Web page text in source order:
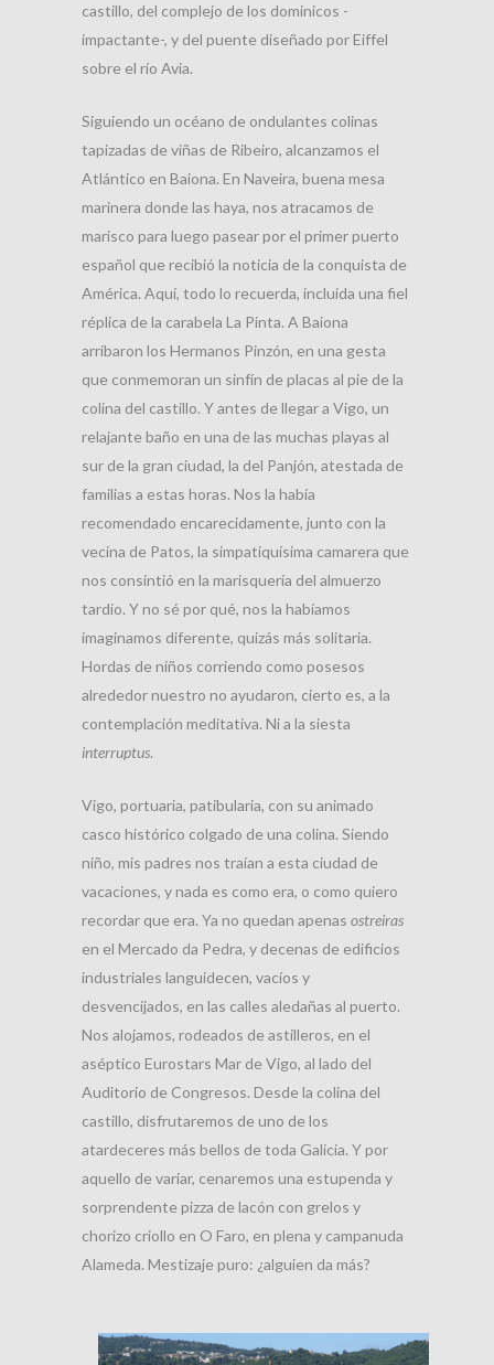
castillo, del complejo de los dominicos -
impactante-, y del puente diseñado por Eiffel
sobre el río Avia.
Siguiendo un océano de ondulantes colinas
tapizadas de viñas de Ribeiro, alcanzamos el
Atlántico en Baiona. En Naveira, buena mesa
marinera donde las haya, nos atracamos de
marisco para luego pasear por el primer puerto
español que recibió la noticia de la conquista de
América. Aquí, todo lo recuerda, incluida una fiel
réplica de la carabela La Pinta. A Baiona
arribaron los Hermanos Pinzón, en una gesta
que conmemoran un sinfín de placas al pie de la
colina del castillo. Y antes de llegar a Vigo, un
relajante baño en una de las muchas playas al
sur de la gran ciudad, la del Panjón, atestada de
familias a estas horas. Nos la había
recomendado encarecidamente, junto con la
vecina de Patos, la simpatiquísima camarera que
nos consintió en la marisquería del almuerzo
tardío. Y no sé por qué, nos la habíamos
imaginamos diferente, quizás más solitaria.
Hordas de niños corriendo como posesos
alrededor nuestro no ayudaron, cierto es, a la
contemplación meditativa. Ni a la siesta
interruptus.
Vigo, portuaria, patibularia, con su animado
casco histórico colgado de una colina. Siendo
niño, mis padres nos traían a esta ciudad de
vacaciones, y nada es como era, o como quiero
recordar que era. Ya no quedan apenas ostreiras
en el Mercado da Pedra, y decenas de edificios
industriales languidecen, vacíos y
desvencijados, en las calles aledañas al puerto.
Nos alojamos, rodeados de astilleros, en el
aséptico Eurostars Mar de Vigo, al lado del
Auditorio de Congresos. Desde la colina del
castillo, disfrutaremos de uno de los
atardeceres más bellos de toda Galicia. Y por
aquello de variar, cenaremos una estupenda y
sorprendente pizza de lacón con grelos y
chorizo criollo en O Faro, en plena y campanuda
Alameda. Mestizaje puro: ¿alguien da más?